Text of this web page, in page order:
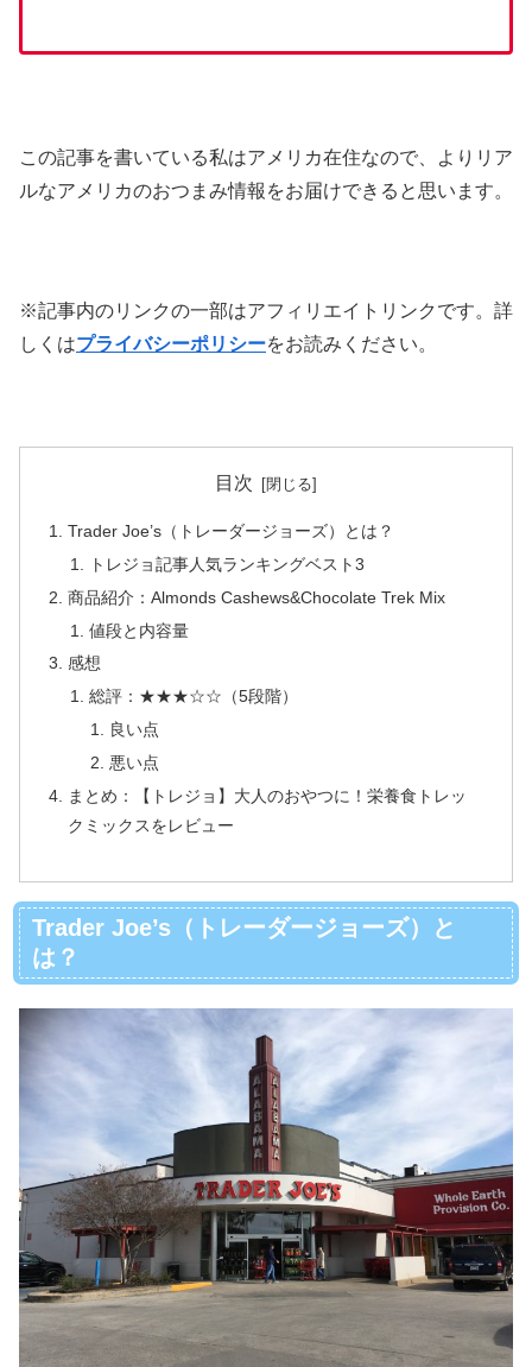
この記事を書いている私はアメリカ在住なので、よりリア
ルなアメリカのおつまみ情報をお届けできると思います。
※記事内のリンクの一部はアフィリエイトリンクです。詳
しくはプライバシーポリシーをお読みください。
目次
Trader Joe’s（トレーダージョーズ）とは？
トレジョ記事人気ランキングベスト3
商品紹介：Almonds Cashews&Chocolate Trek Mix
値段と内容量
感想
総評：★★★☆☆（5段階）
良い点
悪い点
まとめ：【トレジョ】大人のおやつに！栄養食トレッ
クミックスをレビュー
Trader Joe’s（トレーダージョーズ）と
は？